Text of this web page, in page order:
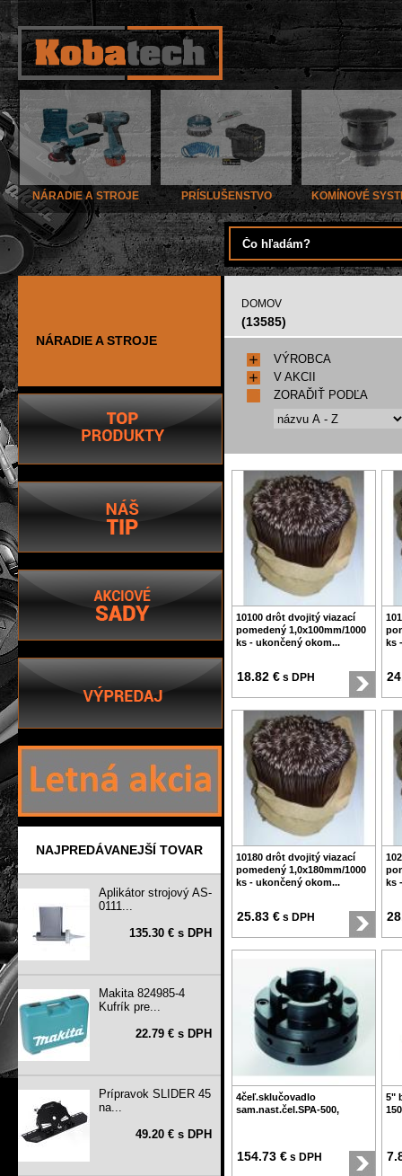
NÁRADIE A STROJE PRÍSLUŠENSTVO KOMÍNOVÉ
NÁRADIE A STROJE
NAJPREDÁVANEJŠÍ TOVAR
Aplikátor strojový AS-
0111...
135.30 € s DPH
Makita 824985-4
Kufrík pre...
22.79 € s DPH
Prípravok SLIDER 45
na...
49.20 € s DPH
DOMOV
(13585)
VÝROBCA
V AKCII
ZORAĎIŤ PODĽA
10100 drôt dvojitý viazací
pomedený 1,0x100mm/1000
ks - ukončený okom...
18.82 € s DPH
ks
10180 drôt dvojitý viazací
pomedený 1,0x180mm/1000
ks - ukončený okom...
25.83 € s DPH
ks
4čeľ.sklučovadlo
sam.nast.čel.SPA-500,
154.73 € s DPH
5"